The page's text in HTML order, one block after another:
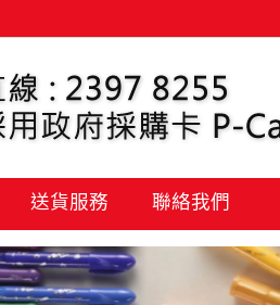
送貨服務 聯絡我們